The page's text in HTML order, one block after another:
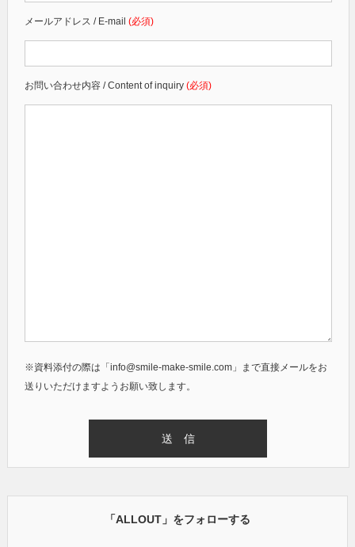
メールアドレス / E-mail (必須)
お問い合わせ内容 / Content of inquiry (必須)
※資料添付の際は「info@smile-make-smile.com」まで直接メールをお
送りいただけますようお願い致します。
「ALLOUT」をフォローする